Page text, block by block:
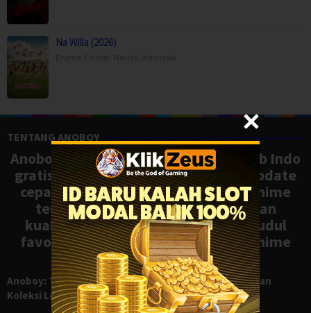
Na Willa (2026)
TENTANG ANOBOY
Anoboy adalah situs nonton anime sub Indo
gratis dengan koleksi lengkap dan update
cepat, mirip Samehadaku. Tonton anime
terbaru, ongoing, dan batch dengan
kualitas HD tanpa ribet. Temukan judul
favoritmu dan nikmati streaming anime
terbaik kapan saja.
Anoboy: Tempat Nonton Anime Sub Indo Gratis dengan
Koleksi Lengkap seperti Samehadaku